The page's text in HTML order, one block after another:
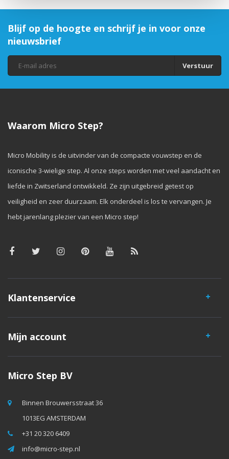
Blijf op de hoogte en schrijf je in voor onze
nieuwsbrief
Verstuur
Waarom Micro Step?
Micro Mobility is de uitvinder van de compacte vouwstep en de
iconische 3-wielige step. Al onze steps worden met veel aandacht en
liefde in Zwitserland ontwikkeld. Ze zijn uitgebreid getest op
veiligheid en zeer duurzaam. Elk onderdeel is los te vervangen. Je
hebt jarenlang plezier van een Micro step!
Klantenservice
Mijn account
Micro Step BV
Binnen Brouwersstraat 36
1013EG AMSTERDAM
+31 20 320 6409
info@micro-step.nl